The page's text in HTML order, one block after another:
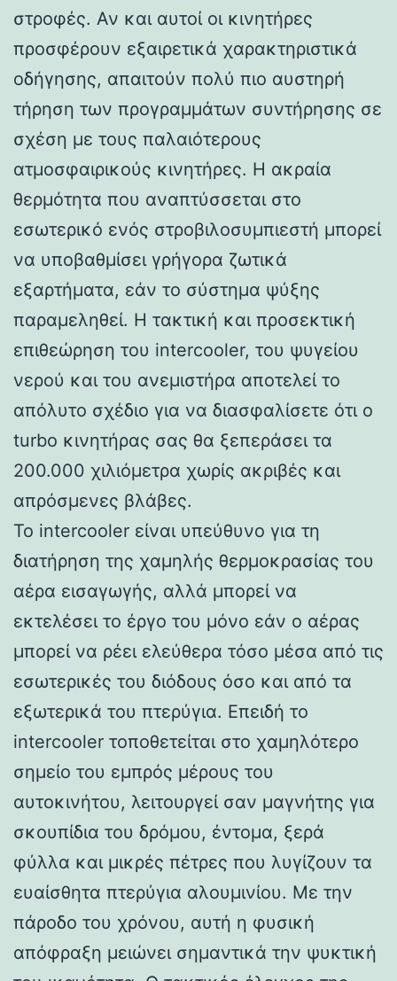
στροφές. Αν και αυτοί οι κινητήρες
προσφέρουν εξαιρετικά χαρακτηριστικά
οδήγησης, απαιτούν πολύ πιο αυστηρή
τήρηση των προγραμμάτων συντήρησης σε
σχέση με τους παλαιότερους
ατμοσφαιρικούς κινητήρες. Η ακραία
θερμότητα που αναπτύσσεται στο
εσωτερικό ενός στροβιλοσυμπιεστή μπορεί
να υποβαθμίσει γρήγορα ζωτικά
εξαρτήματα, εάν το σύστημα ψύξης
παραμεληθεί. Η τακτική και προσεκτική
επιθεώρηση του intercooler, του ψυγείου
νερού και του ανεμιστήρα αποτελεί το
απόλυτο σχέδιο για να διασφαλίσετε ότι ο
turbo κινητήρας σας θα ξεπεράσει τα
200.000 χιλιόμετρα χωρίς ακριβές και
απρόσμενες βλάβες.
Το intercooler είναι υπεύθυνο για τη
διατήρηση της χαμηλής θερμοκρασίας του
αέρα εισαγωγής, αλλά μπορεί να
εκτελέσει το έργο του μόνο εάν ο αέρας
μπορεί να ρέει ελεύθερα τόσο μέσα από τις
εσωτερικές του διόδους όσο και από τα
εξωτερικά του πτερύγια. Επειδή το
intercooler τοποθετείται στο χαμηλότερο
σημείο του εμπρός μέρους του
αυτοκινήτου, λειτουργεί σαν μαγνήτης για
σκουπίδια του δρόμου, έντομα, ξερά
φύλλα και μικρές πέτρες που λυγίζουν τα
ευαίσθητα πτερύγια αλουμινίου. Με την
πάροδο του χρόνου, αυτή η φυσική
απόφραξη μειώνει σημαντικά την ψυκτική